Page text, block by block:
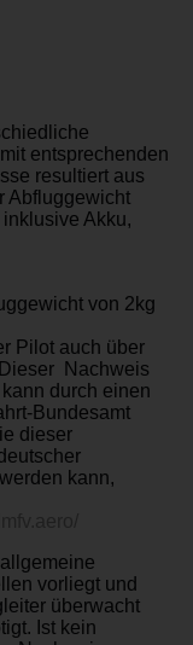
entsprechenden
resultiert aus
Abfluggewicht
Akku,
von 2kg
Pilot auch über
Nachweis
durch einen
Bundesamt
dieser
kann,
vorliegt und
überwacht
Ist kein